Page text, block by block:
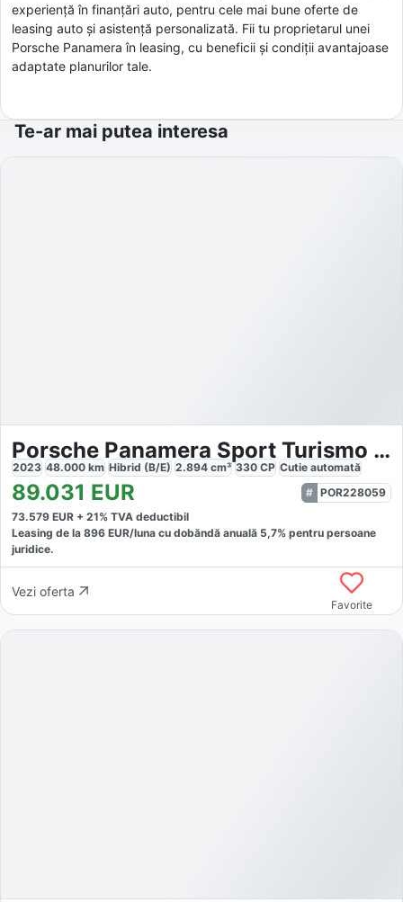
experiență în finanțări auto, pentru cele mai bune oferte de
leasing auto și asistență personalizată. Fii tu proprietarul unei
Porsche Panamera în leasing, cu beneficii și condiții avantajoase
adaptate planurilor tale.
Te-ar mai putea interesa
Porsche Panamera Sport Turismo 4 E-Hybrid
2023 48.000 km Hibrid (B/E) 2.894 cm³ 330 CP Cutie automată
89.031 EUR
POR228059
73.579 EUR + 21% TVA deductibil
Leasing de la 896 EUR/luna cu dobăndă anuală 5,7% pentru persoane
juridice.
Vezi oferta
Favorite